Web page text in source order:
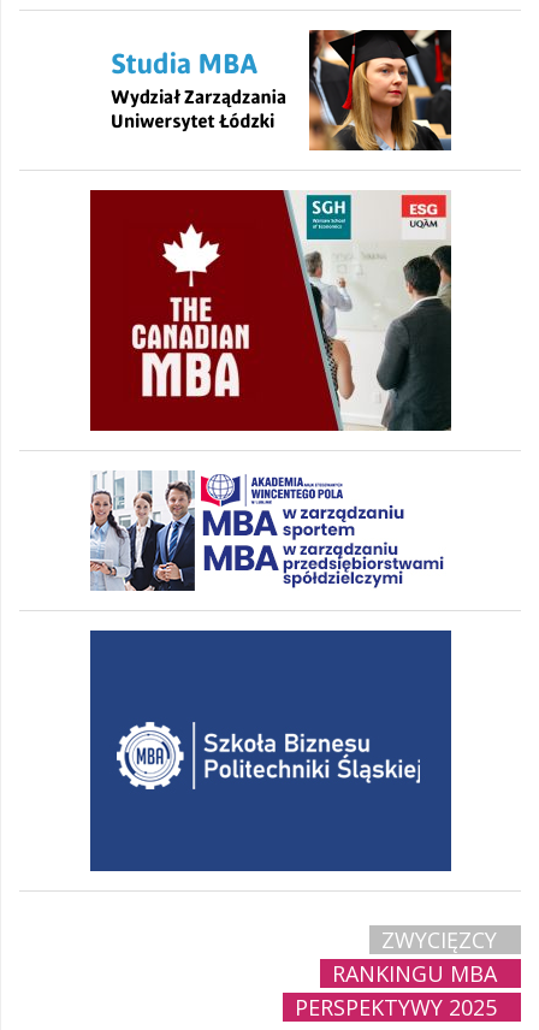
ZWYCIĘZCY
RANKINGU MBA
PERSPEKTYWY 2025